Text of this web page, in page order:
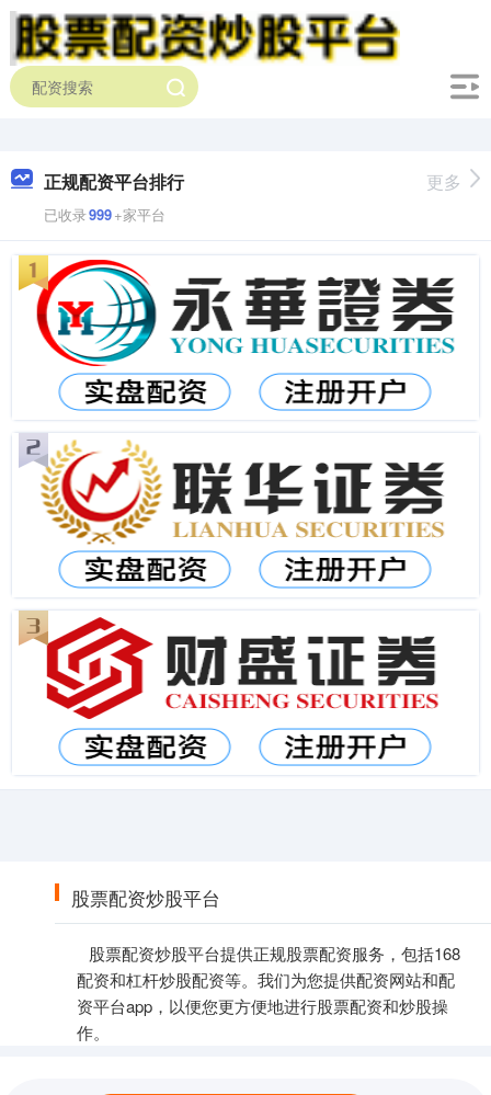
正规配资平台排行
已收录999+家平台
更多
股票配资炒股平台
股票配资炒股平台提供正规股票配资服务，包括168
配资和杠杆炒股配资等。我们为您提供配资网站和配
资平台app，以便您更方便地进行股票配资和炒股操
作。